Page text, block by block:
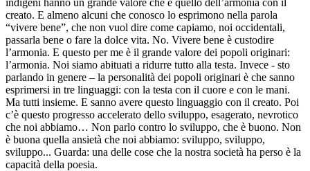
creato. E almeno alcuni che conosco lo esprimono nella parola
“vivere bene”, che non vuol dire come capiamo, noi occidentali,
passarla bene o fare la dolce vita. No. Vivere bene è custodire
l’armonia. E questo per me è il grande valore dei popoli originari:
l’armonia. Noi siamo abituati a ridurre tutto alla testa. Invece - sto
parlando in genere – la personalità dei popoli originari è che sanno
esprimersi in tre linguaggi: con la testa con il cuore e con le mani.
Ma tutti insieme. E sanno avere questo linguaggio con il creato. Poi
c’è questo progresso accelerato dello sviluppo, esagerato, nevrotico
che noi abbiamo… Non parlo contro lo sviluppo, che è buono. Non
è buona quella ansietà che noi abbiamo: sviluppo, sviluppo,
sviluppo... Guarda: una delle cose che la nostra società ha perso è la
capacità della poesia.